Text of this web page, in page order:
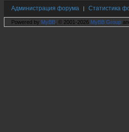
Администрация форума | Статистика
Powered by MyBB , © 2001-2026 MyBB Group